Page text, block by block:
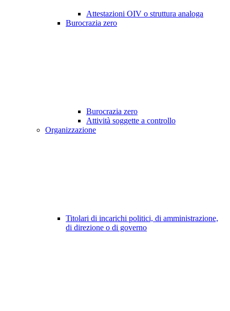
Attestazioni OIV o struttura analoga
Burocrazia zero
Burocrazia zero
Attività soggette a controllo
Organizzazione
Titolari di incarichi politici, di amministrazione,
di direzione o di governo